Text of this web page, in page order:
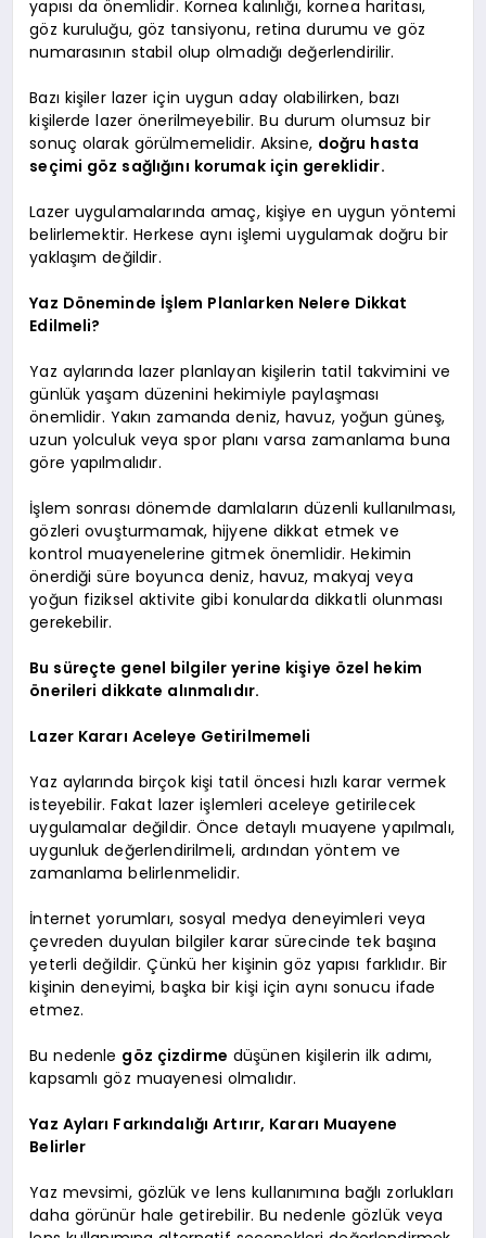
yapısı da önemlidir. Kornea kalınlığı, kornea haritası,
göz kuruluğu, göz tansiyonu, retina durumu ve göz
numarasının stabil olup olmadığı değerlendirilir.
Bazı kişiler lazer için uygun aday olabilirken, bazı
kişilerde lazer önerilmeyebilir. Bu durum olumsuz bir
sonuç olarak görülmemelidir. Aksine, doğru hasta
seçimi göz sağlığını korumak için gereklidir.
Lazer uygulamalarında amaç, kişiye en uygun yöntemi
belirlemektir. Herkese aynı işlemi uygulamak doğru bir
yaklaşım değildir.
Yaz Döneminde İşlem Planlarken Nelere Dikkat
Edilmeli?
Yaz aylarında lazer planlayan kişilerin tatil takvimini ve
günlük yaşam düzenini hekimiyle paylaşması
önemlidir. Yakın zamanda deniz, havuz, yoğun güneş,
uzun yolculuk veya spor planı varsa zamanlama buna
göre yapılmalıdır.
İşlem sonrası dönemde damlaların düzenli kullanılması,
gözleri ovuşturmamak, hijyene dikkat etmek ve
kontrol muayenelerine gitmek önemlidir. Hekimin
önerdiği süre boyunca deniz, havuz, makyaj veya
yoğun fiziksel aktivite gibi konularda dikkatli olunması
gerekebilir.
Bu süreçte genel bilgiler yerine kişiye özel hekim
önerileri dikkate alınmalıdır.
Lazer Kararı Aceleye Getirilmemeli
Yaz aylarında birçok kişi tatil öncesi hızlı karar vermek
isteyebilir. Fakat lazer işlemleri aceleye getirilecek
uygulamalar değildir. Önce detaylı muayene yapılmalı,
uygunluk değerlendirilmeli, ardından yöntem ve
zamanlama belirlenmelidir.
İnternet yorumları, sosyal medya deneyimleri veya
çevreden duyulan bilgiler karar sürecinde tek başına
yeterli değildir. Çünkü her kişinin göz yapısı farklıdır. Bir
kişinin deneyimi, başka bir kişi için aynı sonucu ifade
etmez.
Bu nedenle göz çizdirme düşünen kişilerin ilk adımı,
kapsamlı göz muayenesi olmalıdır.
Yaz Ayları Farkındalığı Artırır, Kararı Muayene
Belirler
Yaz mevsimi, gözlük ve lens kullanımına bağlı zorlukları
daha görünür hale getirebilir. Bu nedenle gözlük veya